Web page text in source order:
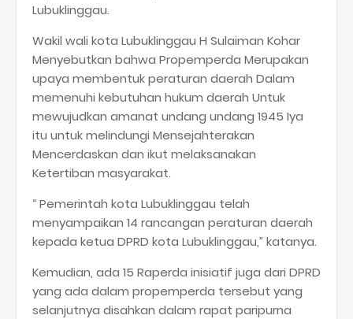
Lubuklinggau.
Wakil wali kota Lubuklinggau H Sulaiman Kohar
Menyebutkan bahwa Propemperda Merupakan
upaya membentuk peraturan daerah Dalam
memenuhi kebutuhan hukum daerah Untuk
mewujudkan amanat undang undang 1945 Iya
itu untuk melindungi Mensejahterakan
Mencerdaskan dan ikut melaksanakan
Ketertiban masyarakat.
“ Pemerintah kota Lubuklinggau telah
menyampaikan 14 rancangan peraturan daerah
kepada ketua DPRD kota Lubuklinggau,” katanya.
Kemudian, ada 15 Raperda inisiatif juga dari DPRD
yang ada dalam propemperda tersebut yang
selanjutnya disahkan dalam rapat paripurna